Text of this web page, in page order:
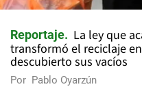
Reportaje
La ley que
transformó el reciclaje
descubierto sus vacíos
Por Pablo Oyarzún